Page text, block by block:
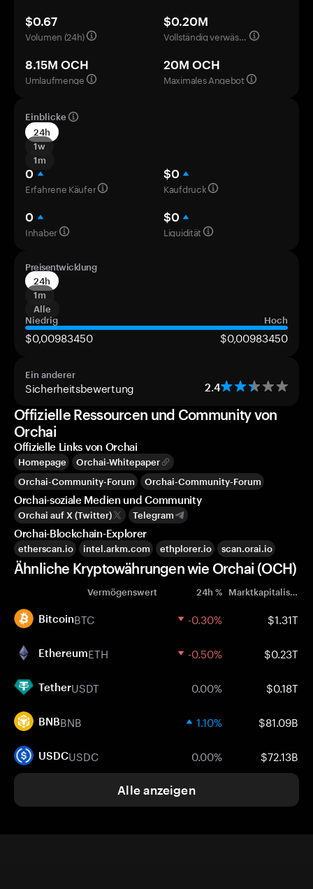
$0.67
Volumen (24h)
$0.20M
Vollständig verwässerte Bewertung
8.15M OCH
Umlaufmenge
20M OCH
Maximales Angebot
Einblicke
24h
1w
1m
0
Erfahrene Käufer
$0
Kaufdruck
0
Inhaber
$0
Liquidität
Preisentwicklung
24h
1m
Alle
Niedrig
Hoch
$0,00983450 $0,00983450
Ein anderer
Sicherheitsbewertung 2.4
Offizielle Ressourcen und Community von
Orchai
Offizielle Links von Orchai
Homepage
Orchai-Whitepaper
Orchai-Community-Forum
Orchai-Community-Forum
Orchai-soziale Medien und Community
Orchai auf X (Twitter) Telegram
Orchai-Blockchain-Explorer
etherscan.io intel.arkm.com ethplorer.io scan.orai.io
Ähnliche Kryptowährungen wie Orchai (OCH)
Vermögenswert 24h % Marktkapitalisierung
BitcoinBTC -0.30% $1.31T
EthereumETH -0.50% $0.23T
TetherUSDT 0.00% $0.18T
BNBBNB 1.10% $81.09B
USDCUSDC 0.00% $72.13B
Alle anzeigen